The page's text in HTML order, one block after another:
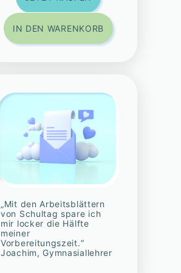
IN DEN WARENKORB
„Mit den Arbeitsblättern
von Schultag spare ich
mir locker die Hälfte
meiner
Vorbereitungszeit.“
Joachim, Gymnasiallehrer